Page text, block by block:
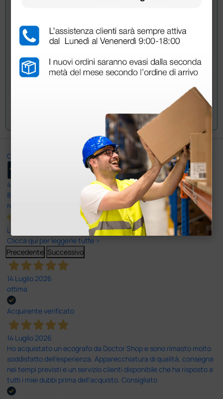
acquistato questo prodotto.
Invia la tua domanda
Ottimo
4,6
8.330
recensioni
Le nostre recensioni a 4 e 5 stelle.
Clicca qui per leggerle tutte >
Precedente Successivo
14 Luglio 2026
ottima
Acquirente verificato
14 Luglio 2026
Ho acquistato un ecografo da Doctor Shop e sono rimasto molto
soddisfatto dell'esperienza. Apparecchiatura di qualità, consegna
nei tempi previsti e un servizio clienti disponibile che ha risposto a
tutti i miei dubbi prima dell'acquisto. Consigliato